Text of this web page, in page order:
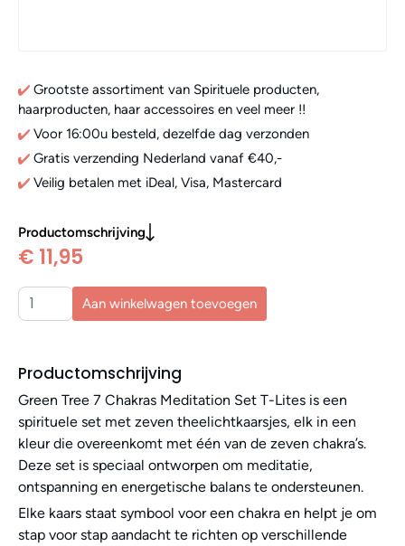
Grootste assortiment van Spirituele producten,
haarproducten, haar accessoires en veel meer !!
Voor 16:00u besteld, dezelfde dag verzonden
Gratis verzending Nederland vanaf €40,-
Veilig betalen met iDeal, Visa, Mastercard
Productomschrijving
€ 11,95
Aan winkelwagen toevoegen
Productomschrijving
Green Tree 7 Chakras Meditation Set T-Lites is een
spirituele set met zeven theelichtkaarsjes, elk in een
kleur die overeenkomt met één van de zeven chakra’s.
Deze set is speciaal ontworpen om meditatie,
ontspanning en energetische balans te ondersteunen.
Elke kaars staat symbool voor een chakra en helpt je om
stap voor stap aandacht te richten op verschillende